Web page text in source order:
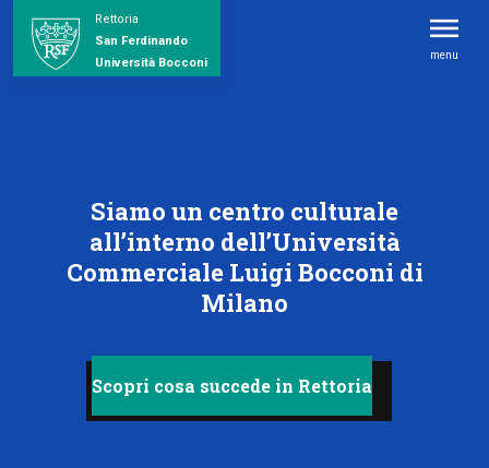
Rettoria
San Ferdinando
Università Bocconi
menu
Siamo un centro culturale
all’interno dell’Università
Commerciale Luigi Bocconi di
Milano
Scopri cosa succede in Rettoria